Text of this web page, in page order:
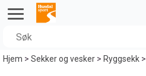
Hjem>Sekker og vesker>Ryggsekk>